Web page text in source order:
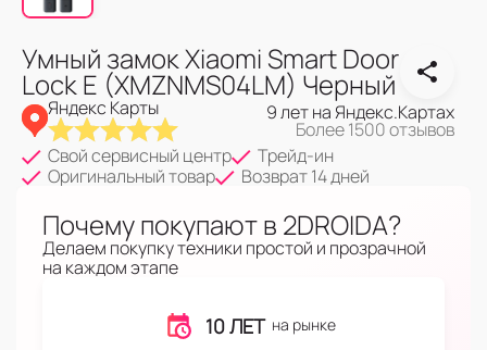
Умный замок Xiaomi Smart Door
Lock E (XMZNMS04LM) Черный
Яндекс Карты 9 лет на Яндекс.Картах
Более 1500 отзывов
Свой сервисный центр
Трейд-ин
Оригинальный товар
Возврат 14 дней
Почему покупают в 2DROIDA?
Делаем покупку техники простой и прозрачной
на каждом этапе
10 ЛЕТ на рынке